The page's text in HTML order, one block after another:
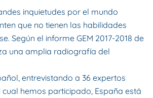
inquietudes por el mundo
que no tienen las habilidades
Según el informe GEM 2017-2018 de
una amplia radiografía del
entrevistando a 36 expertos
cual hemos participado, España está